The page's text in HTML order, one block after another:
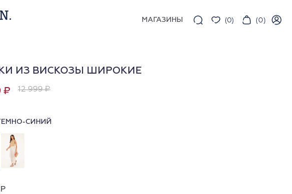
МАГАЗИНЫ (0) (0)
ИЗ ВИСКОЗЫ ШИРОКИЕ
₽ 12 999 ₽
СИНИЙ